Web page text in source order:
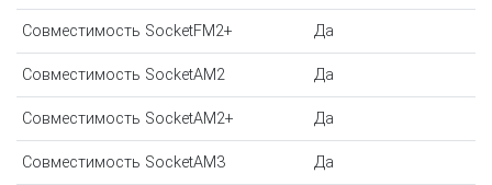
Совместимость SocketFM2+ Да
Совместимость SocketAM2 Да
Совместимость SocketAM2+ Да
Совместимость SocketAM3 Да